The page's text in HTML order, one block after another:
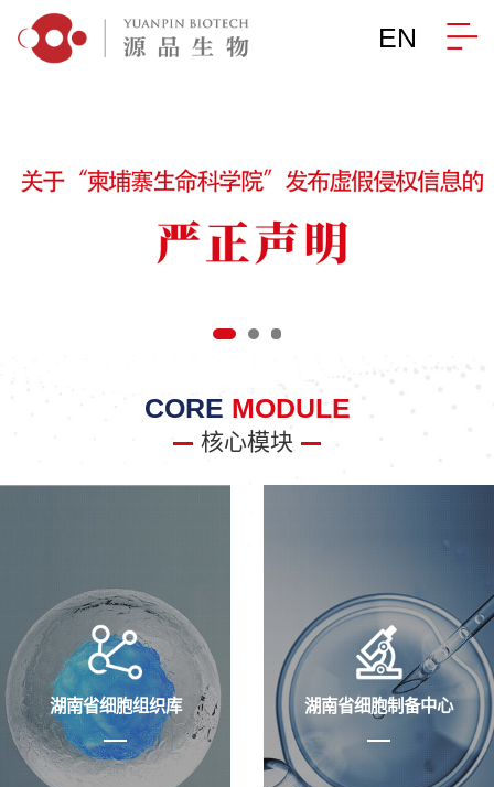
EN
CORE MODULE
核心模块
湖南省细胞组织库 湖南省细胞制备中心